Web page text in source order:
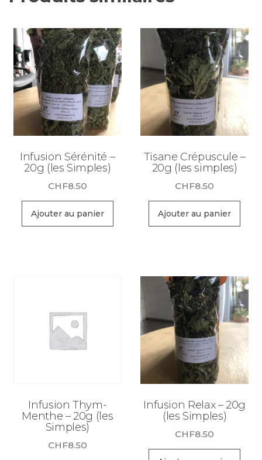
Infusion Sérénité –
20g (les Simples)
CHF8.50
Ajouter au panier
Tisane Crépuscule –
20g (les simples)
CHF8.50
Ajouter au panier
Infusion Thym-
Menthe – 20g (les
Simples)
CHF8.50
Infusion Relax – 20g
(les Simples)
CHF8.50